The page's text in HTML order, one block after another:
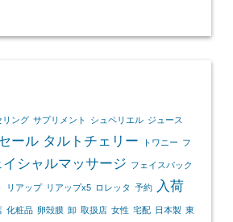
リング サプリメント シュペリエル ジュース
ール タルトチェリー トワニー フ
イシャルマッサージ フェイスパック
リアップ リアップx5 ロレッタ 予約 入荷
化粧品 卵殻膜 卸 取扱店 女性 宅配 日本製 東